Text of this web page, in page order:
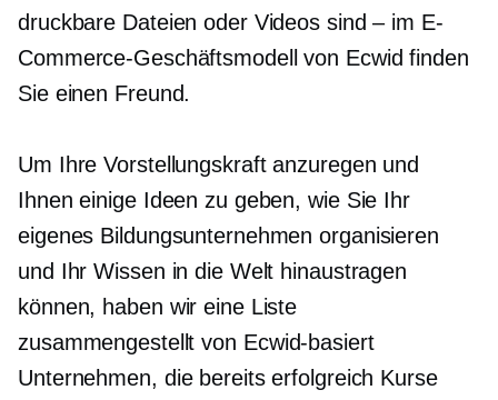
druckbare Dateien oder Videos sind – im E-
Commerce-Geschäftsmodell von Ecwid finden
Sie einen Freund.
Um Ihre Vorstellungskraft anzuregen und
Ihnen einige Ideen zu geben, wie Sie Ihr
eigenes Bildungsunternehmen organisieren
und Ihr Wissen in die Welt hinaustragen
können, haben wir eine Liste
zusammengestellt von Ecwid-basiert
Unternehmen, die bereits erfolgreich Kurse